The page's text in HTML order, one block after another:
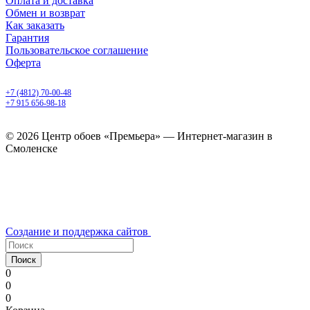
Обмен и возврат
Как заказать
Гарантия
Пользовательское соглашение
Оферта
+7 (4812) 70-00-48
+7 915 656-98-18
© 2026 Центр обоев «Премьера» — Интернет-магазин в
Смоленске
Создание и поддержка сайтов
Поиск
0
0
0